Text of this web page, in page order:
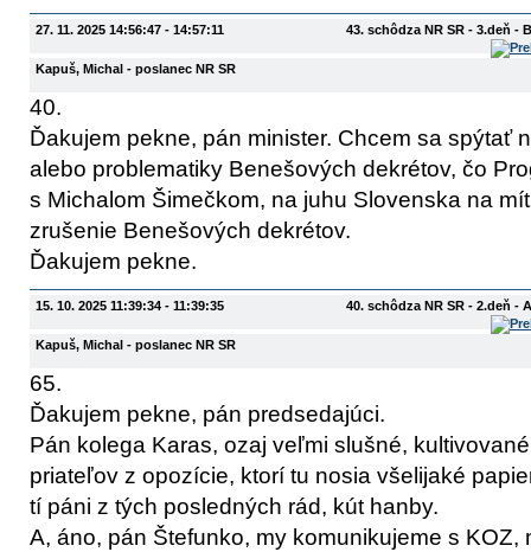
27. 11. 2025 14:56:47 - 14:57:11 43. schôdza NR SR - 3.deň -
Kapuš, Michal - poslanec NR SR
40.
Ďakujem pekne, pán minister. Chcem sa spýtať
alebo problematiky Benešových dekrétov, čo
s Michalom Šimečkom, na juhu Slovenska na
zrušenie Benešových dekrétov.
Ďakujem pekne.
15. 10. 2025 11:39:34 - 11:39:35 40. schôdza NR SR - 2.deň -
Kapuš, Michal - poslanec NR SR
65.
Ďakujem pekne, pán predsedajúci.
Pán kolega Karas, ozaj veľmi slušné,
priateľov z opozície, ktorí tu nosia všelijaké
tí páni z tých posledných rád, kút hanby.
A, áno, pán Štefunko, my komunikujeme s KOZ,